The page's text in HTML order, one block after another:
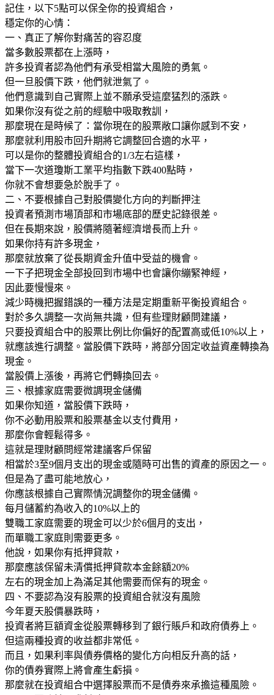
記住，以下5點可以保全你的投資組合，
穩定你的心情：
一、真正了解你對痛苦的容忍度
當多數股票都在上漲時，
許多投資者認為他們有承受相當大風險的勇氣。
但一旦股價下跌，他們就泄氣了。
他們意識到自己實際上並不願承受這麼猛烈的漲跌。
如果你沒有從之前的經驗中吸取教訓，
那麼現在是時候了：當你現在的股票敞口讓你感到不安，
那麼就利用股市回升期將它調整回合適的水平，
可以是你的整體投資組合的1/3左右這樣，
當下一次道瓊斯工業平均指數下跌400點時，
你就不會想要急於脫手了。
二、不要根據自己對股價變化方向的判斷押注
投資者預測市場頂部和市場底部的歷史記錄很差。
但在長期來說，股價將隨著經濟增長而上升。
如果你持有許多現金，
那麼就放棄了從長期資金升值中受益的機會。
一下子把現金全部投回到市場中也會讓你繃緊神經，
因此要慢慢來。
減少時機把握錯誤的一種方法是定期重新平衡投資組合。
對於多久調整一次尚無共識，但有些理財顧問建議，
只要投資組合中的股票比例比你偏好的配置高或低10%以上，
就應該進行調整。當股價下跌時，將部分固定收益資產轉換為
現金。
當股價上漲後，再將它們轉換回去。
三、根據家庭需要微調現金儲備
如果你知道，當股價下跌時，
你不必動用股票和股票基金以支付費用，
那麼你會輕鬆得多。
這就是理財顧問經常建議客戶保留
相當於3至9個月支出的現金或隨時可出售的資產的原因之一。
但是為了盡可能地放心，
你應該根據自己實際情況調整你的現金儲備。
每月儲蓄約為收入的10%以上的
雙職工家庭需要的現金可以少於6個月的支出，
而單職工家庭則需要更多。
他說，如果你有抵押貸款，
那麼應該保留未清償抵押貸款本金餘額20%
左右的現金加上為滿足其他需要而保有的現金。
四、不要認為沒有股票的投資組合就沒有風險
今年夏天股價暴跌時，
投資者將巨額資金從股票轉移到了銀行賬戶和政府債券上。
但這兩種投資的收益都非常低。
而且，如果利率與債券價格的變化方向相反升高的話，
你的債券實際上將會產生虧損。
那麼就在投資組合中選擇股票而不是債券來承擔這種風險。